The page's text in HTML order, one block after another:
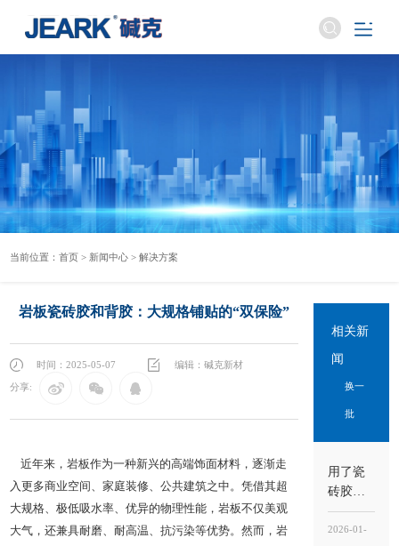
当前位置：首页 > 新闻中心 >解决方案
岩板瓷砖胶和背胶：大规格铺贴的“双保险”
时间：2025-05-07 编辑：碱克新材
分享:
近年来，岩板作为一种新兴的高端饰面材料，逐渐走
入更多商业空间、家庭装修、公共建筑之中。凭借其超
大规格、极低吸水率、优异的物理性能，岩板不仅美观
大气，还兼具耐磨、耐高温、抗污染等优势。然而，岩
相关新
闻
换一
批
用了瓷
砖胶还
用水泥
吗？能
2026-01-